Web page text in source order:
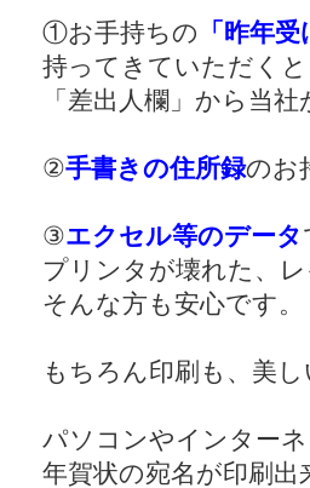
①お手持ちの 「昨年
持ってきていただく
「差出人欄」から当
②手書きの住所録のお
③エクセル等のデータ
プリンタが壊れた、
そんな方も安心です。
もちろん印刷も、美
パソコンやインター
年賀状の宛名が印刷